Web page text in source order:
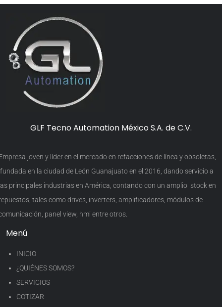
GLF Tecno Automation México S.A. de C.V.
joven y líder en el mercado en refacciones de línea y obsoletas,
en la ciudad de León Guanajuato en el 2016, dando servicio a
principales industrias en América, contando con un amplio stock en
tales como drives, inverters, amplificadores, módulos de
panel view, hmi entre otros.
Menú
INICIO
¿QUIÉNES SOMOS?
SERVICIOS
COTIZAR